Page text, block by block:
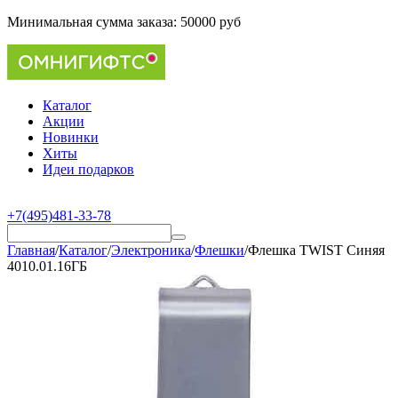
Минимальная сумма заказа: 50000 руб
Каталог
Акции
Новинки
Хиты
Идеи подарков
+7(495)481-33-78
Главная/Каталог/Электроника/Флешки/Флешка TWIST Синяя
4010.01.16ГБ